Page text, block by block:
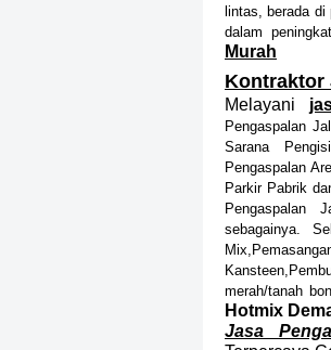
lintas, berada
dalam
Murah
Kontraktor
Melayani
Pengaspalan
Sarana
Pengaspalan
Parkir Pabrik
Pengaspalan
sebagainya.
Mix,
Kansteen,
merah/tanah
Hotmix
Jasa